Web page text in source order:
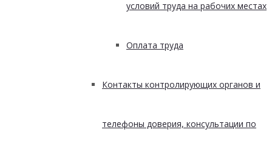
условий труда на рабочих местах
Оплата труда
Контакты контролирующих органов и
телефоны доверия, консультации по